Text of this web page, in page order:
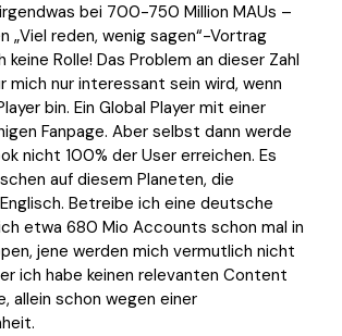
bei 700-750 Million MAUs –
„Viel reden, wenig sagen“-Vortrag
Rolle! Das Problem an dieser Zahl
mich nur interessant sein wird, wenn
bin. Ein Global Player mit einer
Fanpage. Aber selbst dann werde
nicht 100% der User erreichen. Es
auf diesem Planeten, die
Betreibe ich eine deutsche
etwa 680 Mio Accounts schon mal in
jene werden mich vermutlich nicht
ich habe keinen relevanten Content
allein schon wegen einer